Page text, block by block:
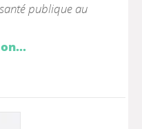
publique au